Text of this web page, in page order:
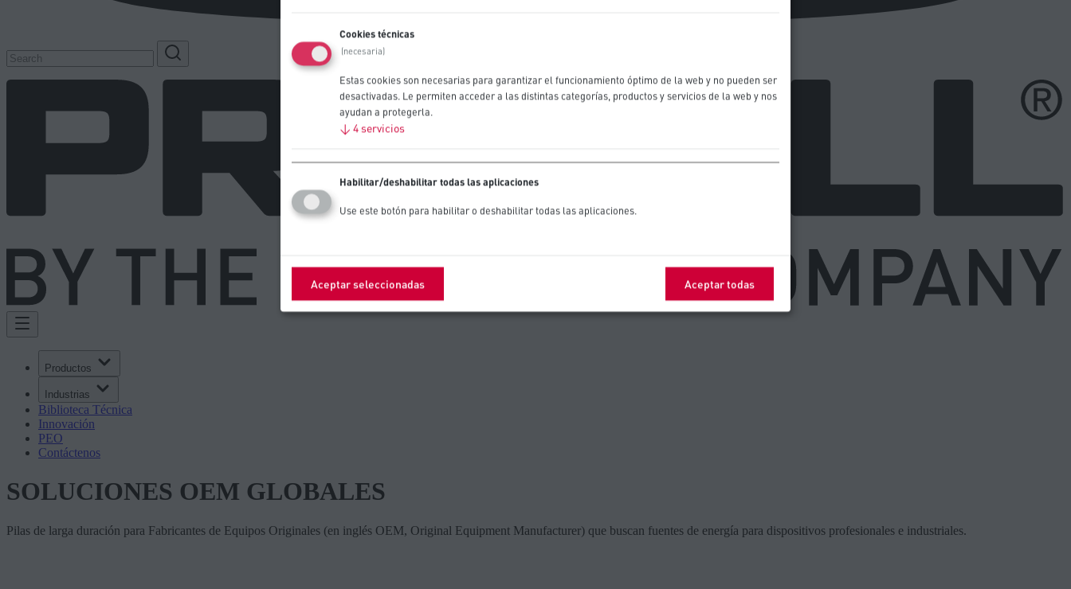
Productos
Industrias
Biblioteca Técnica
Innovación
PEO
Contáctenos
SOLUCIONES OEM GLOBALES
Pilas de larga duración para Fabricantes de Equipos Originales (en inglés OEM, Original Equipment Manufacturer) que buscan fuentes de energía para dispositivos profesionales e industriales.
Cookies técnicas
(necesaria)
Estas cookies son necesarias para garantizar el funcionamiento óptimo de la web y no pueden ser
desactivadas. Le permiten acceder a las distintas categorías, productos y servicios de la web y nos
ayudan a protegerla.
↓ 4 servicios
Habilitar/deshabilitar todas las aplicaciones
Use este botón para habilitar o deshabilitar todas las aplicaciones.
Aceptar seleccionadas Aceptar todas